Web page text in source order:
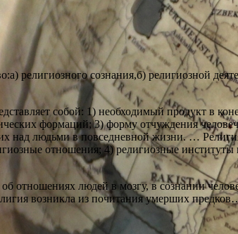
религиозного сознания,б) религиозной
собой: 1) необходимый продукт в
формаций; 3) форму отчуждения
над людьми в повседневной жизни. …
отношения; 4) религиозные
отношениях людей в мозгу, в сознании
возникла из почитания умерших